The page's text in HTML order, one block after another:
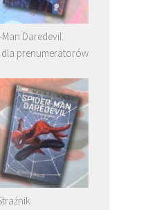
Daredevil.
dla prenumeratorów